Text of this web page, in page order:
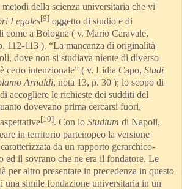
della scienza universitaria che vi
Legales[9] oggetto di studio e di
come a Bologna ( v. Mario Caravale,
112-113 ). “La mancanza di originalità
dove non si studiava niente di diverso
certo intenzionale” ( v. Lidia Capo, Studi
Arnaldi, nota 13, p. 30 ); lo scopo di
accogliere le richieste dei sudditi del
dovevano prima cercarsi fuori,
[10]. Con lo Studium di Napoli,
in territorio partenopeo la versione
da un rapporto gerarchico-
ed il sovrano che ne era il fondatore. Le
per altro presentate in precedenza in questo
una simile fondazione universitaria in un